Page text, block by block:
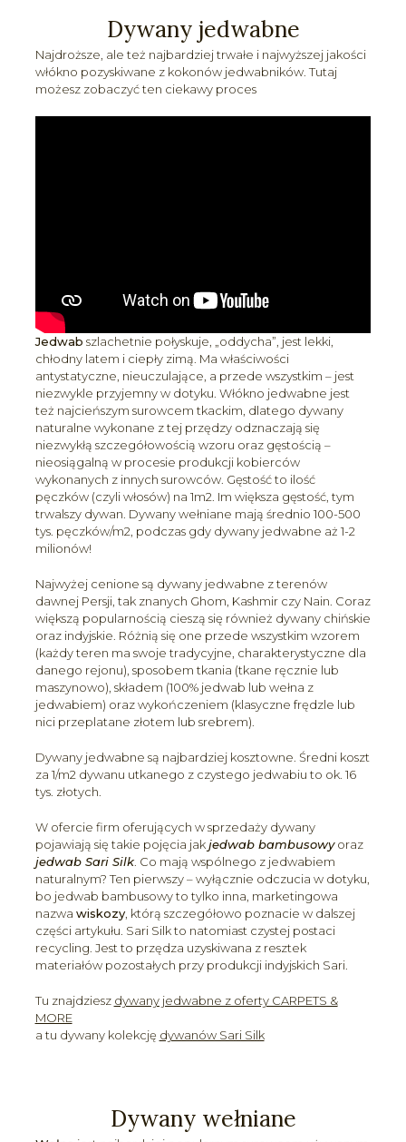
Dywany jedwabne
Najdroższe, ale też najbardziej trwałe i najwyższej jakości
włókno pozyskiwane z kokonów jedwabników. Tutaj
możesz zobaczyć ten ciekawy proces
Jedwab szlachetnie połyskuje, „oddycha”, jest lekki,
chłodny latem i ciepły zimą. Ma właściwości
antystatyczne, nieuczulające, a przede wszystkim – jest
niezwykle przyjemny w dotyku. Włókno jedwabne jest
też najcieńszym surowcem tkackim, dlatego dywany
naturalne wykonane z tej przędzy odznaczają się
niezwykłą szczegółowością wzoru oraz gęstością –
nieosiągalną w procesie produkcji kobierców
wykonanych z innych surowców. Gęstość to ilość
pęczków (czyli włosów) na 1m2. Im większa gęstość, tym
trwalszy dywan. Dywany wełniane mają średnio 100-500
tys. pęczków/m2, podczas gdy dywany jedwabne aż 1-2
milionów!
Najwyżej cenione są dywany jedwabne z terenów
dawnej Persji, tak znanych Ghom, Kashmir czy Nain. Coraz
większą popularnością cieszą się również dywany chińskie
oraz indyjskie. Różnią się one przede wszystkim wzorem
(każdy teren ma swoje tradycyjne, charakterystyczne dla
danego rejonu), sposobem tkania (tkane ręcznie lub
maszynowo), składem (100% jedwab lub wełna z
jedwabiem) oraz wykończeniem (klasyczne frędzle lub
nici przeplatane złotem lub srebrem).
Dywany jedwabne są najbardziej kosztowne. Średni koszt
za 1/m2 dywanu utkanego z czystego jedwabiu to ok. 16
tys. złotych.
W ofercie firm oferujących w sprzedaży dywany
pojawiają się takie pojęcia jakjedwab bambusowyoraz
jedwab Sari Silk. Co mają wspólnego z jedwabiem
naturalnym? Ten pierwszy – wyłącznie odczucia w dotyku,
bo jedwab bambusowy to tylko inna, marketingowa
nazwa wiskozy, którą szczegółowo poznacie w dalszej
części artykułu. Sari Silk to natomiast czystej postaci
recycling. Jest to przędza uzyskiwana z resztek
materiałów pozostałych przy produkcji indyjskich Sari.
Tu znajdziesz dywany jedwabne z oferty CARPETS &
MORE
a tu dywany kolekcję dywanów Sari Silk
Dywany wełniane